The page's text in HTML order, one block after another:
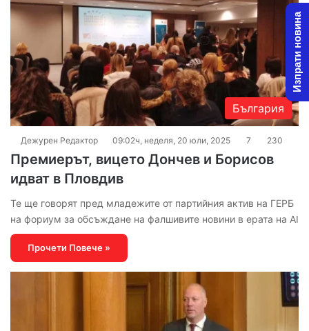
България
Дежурен Редактор 09:02ч, неделя, 20 юли, 2025 7 230
Премиерът, вицето Дончев и Борисов
идват в Пловдив
Те ще говорят пред младежите от партийния актив на ГЕРБ
на фориум за обсъждане на фалшивите новини в ерата на AI
Прочети Повече »
Изпрати новина